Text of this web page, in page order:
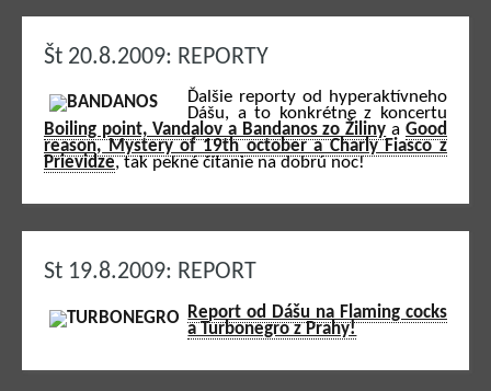
Št 20.8.2009: REPORTY
Ďalšie reporty od hyperaktívneho
Dášu, a to konkrétne z koncertu
Boiling point, Vandalov a Bandanos zo Žiliny a Good
reason, Mystery of 19th october a Charly Fiasco z
Prievidze, tak pekné čítanie na dobrú noc!
St 19.8.2009: REPORT
Report od Dášu na Flaming cocks
a Turbonegro z Prahy!